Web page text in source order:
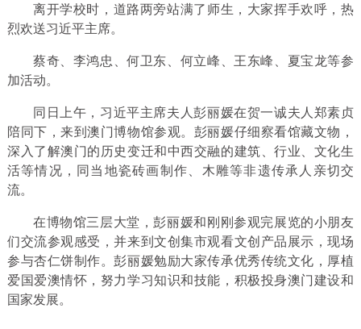
离开学校时，道路两旁站满了师生，大家挥手欢呼，热
烈欢送习近平主席。
蔡奇、李鸿忠、何卫东、何立峰、王东峰、夏宝龙等参
加活动。
同日上午，习近平主席夫人彭丽媛在贺一诚夫人郑素贞
陪同下，来到澳门博物馆参观。彭丽媛仔细察看馆藏文物，
深入了解澳门的历史变迁和中西交融的建筑、行业、文化生
活等情况，同当地瓷砖画制作、木雕等非遗传承人亲切交
流。
在博物馆三层大堂，彭丽媛和刚刚参观完展览的小朋友
们交流参观感受，并来到文创集市观看文创产品展示，现场
参与杏仁饼制作。彭丽媛勉励大家传承优秀传统文化，厚植
爱国爱澳情怀，努力学习知识和技能，积极投身澳门建设和
国家发展。